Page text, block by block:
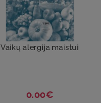
Vaikų alergija maistui
0.00€